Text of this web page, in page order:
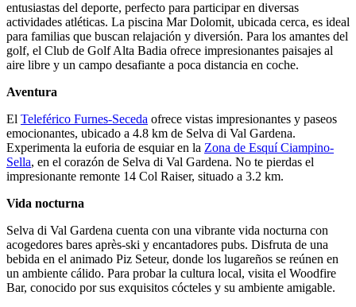
entusiastas del deporte, perfecto para participar en diversas
actividades atléticas. La piscina Mar Dolomit, ubicada cerca, es ideal
para familias que buscan relajación y diversión. Para los amantes del
golf, el Club de Golf Alta Badia ofrece impresionantes paisajes al
aire libre y un campo desafiante a poca distancia en coche.
Aventura
El Teleférico Furnes-Seceda ofrece vistas impresionantes y paseos
emocionantes, ubicado a 4.8 km de Selva di Val Gardena.
Experimenta la euforia de esquiar en la Zona de Esquí Ciampino-
Sella, en el corazón de Selva di Val Gardena. No te pierdas el
impresionante remonte 14 Col Raiser, situado a 3.2 km.
Vida nocturna
Selva di Val Gardena cuenta con una vibrante vida nocturna con
acogedores bares après-ski y encantadores pubs. Disfruta de una
bebida en el animado Piz Seteur, donde los lugareños se reúnen en
un ambiente cálido. Para probar la cultura local, visita el Woodfire
Bar, conocido por sus exquisitos cócteles y su ambiente amigable.